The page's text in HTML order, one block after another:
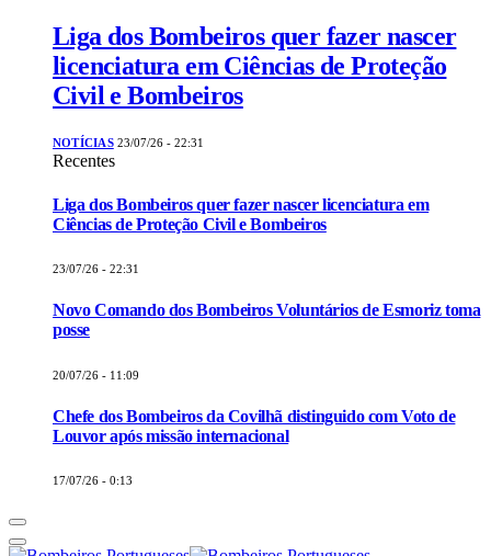
Liga dos Bombeiros quer fazer nascer
licenciatura em Ciências de Proteção
Civil e Bombeiros
NOTÍCIAS 23/07/26 - 22:31
Recentes
Liga dos Bombeiros quer fazer nascer licenciatura em
Ciências de Proteção Civil e Bombeiros
23/07/26 - 22:31
Novo Comando dos Bombeiros Voluntários de Esmoriz toma
posse
20/07/26 - 11:09
Chefe dos Bombeiros da Covilhã distinguido com Voto de
Louvor após missão internacional
17/07/26 - 0:13